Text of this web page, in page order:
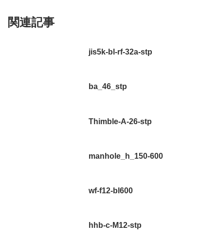
関連記事
jis5k-bl-rf-32a-stp
ba_46_stp
Thimble-A-26-stp
manhole_h_150-600
wf-f12-bl600
hhb-c-M12-stp